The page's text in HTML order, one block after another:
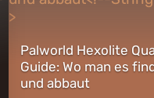
Palworld Hexolite
Guide: Wo man es
und abbaut